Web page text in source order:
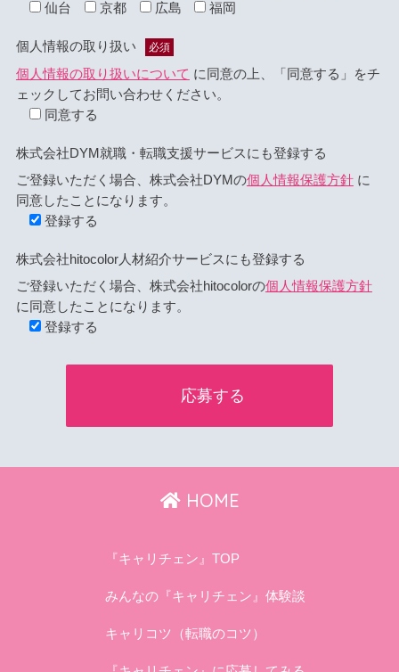
仙台
京都 広島 福岡
個人情報の取り扱い 必須
個人情報の取り扱いについて に同意の上、「同意する」をチ
ェックしてお問い合わせください。
同意する
株式会社DYM就職・転職支援サービスにも登録する
ご登録いただく場合、株式会社DYMの個人情報保護方針に
同意したことになります。
登録する
株式会社hitocolor人材紹介サービスにも登録する
ご登録いただく場合、株式会社hitocolorの個人情報保護方針
に同意したことになります。
登録する
HOME
『キャリチェン』TOP
みんなの『キャリチェン』体験談
キャリコツ（転職のコツ）